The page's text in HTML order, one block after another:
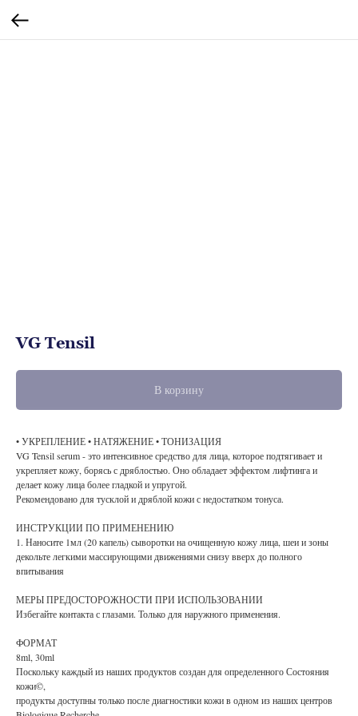
VG Tensil
В корзину
• УКРЕПЛЕНИЕ • НАТЯЖЕНИЕ • ТОНИЗАЦИЯ
VG Tensil serum - это интенсивное средство для лица, которое подтягивает и
укрепляет кожу, борясь с дряблостью. Оно обладает эффектом лифтинга и
делает кожу лица более гладкой и упругой.
Рекомендовано для тусклой и дряблой кожи с недостатком тонуса.
ИНСТРУКЦИИ ПО ПРИМЕНЕНИЮ
1. Наносите 1мл (20 капель) сыворотки на очищенную кожу лица, шеи и зоны
декольте легкими массирующими движениями снизу вверх до полного
впитывания
МЕРЫ ПРЕДОСТОРОЖНОСТИ ПРИ ИСПОЛЬЗОВАНИИ
Избегайте контакта с глазами. Только для наружного применения.
ФОРМАТ
8ml, 30ml
Поскольку каждый из наших продуктов создан для определенного Состояния
кожи©,
продукты доступны только после диагностики кожи в одном из наших центров